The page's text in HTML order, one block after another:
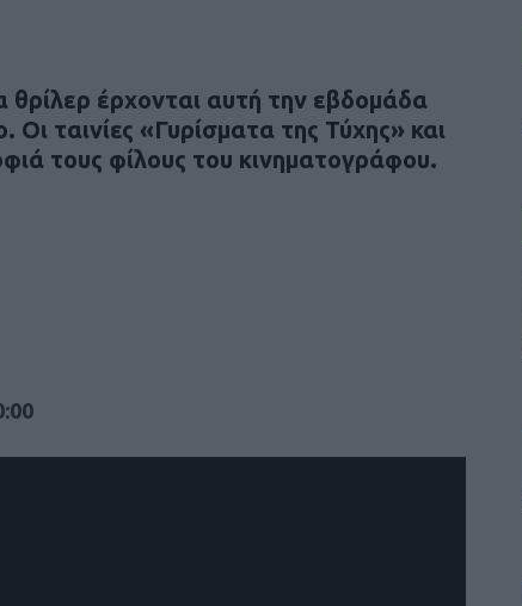
θρίλερ έρχονται αυτή την εβδομάδα
ταινίες «Γυρίσματα της Τύχης» και
τους φίλους του κινηματογράφου.